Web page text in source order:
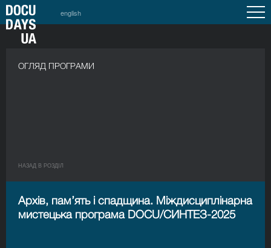
english
ОГЛЯД ПРОГРАМИ
НАЗАД В РОЗДIЛ
Архів, пам’ять і спадщина. Міждисциплінарна
мистецька програма DOCU/CИНТЕЗ-2025